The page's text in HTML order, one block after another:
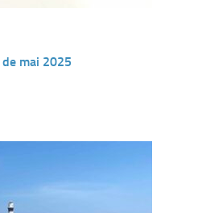
mai 2025